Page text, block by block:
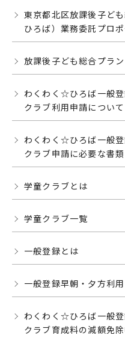
東京都北区放課後子ど
ひろば）業務委託プロ
放課後子ども総合プラ
わくわく☆ひろば一般
クラブ利用申請について
わくわく☆ひろば一般
クラブ申請に必要な書類
学童クラブとは
学童クラブ一覧
一般登録とは
一般登録早朝・夕方利
わくわく☆ひろば一般
クラブ育成料の減額免